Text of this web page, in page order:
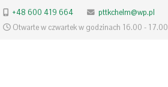
+48 600 419 664
pttkchelm@wp.pl
Otwarte w czwartek w godzinach 16.00 - 17.00